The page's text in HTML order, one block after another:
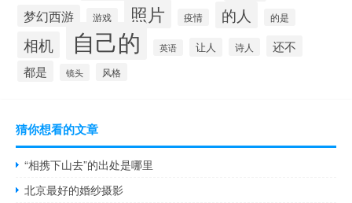
梦幻西游 游戏 照片 疫情 的人 的是
相机 自己的 英语 让人 诗人
还不
都是
镜头 风格
猜你想看的文章
“相携下山去”的出处是哪里
北京最好的婚纱摄影